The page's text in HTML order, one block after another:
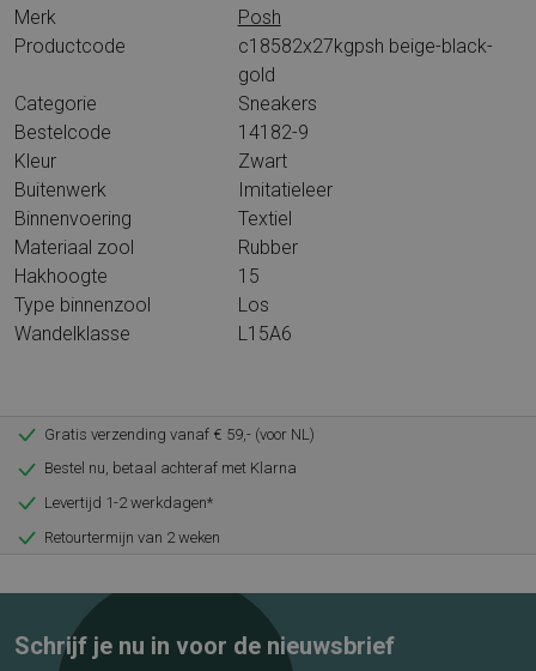
Merk
Posh
Productcode
c18582x27kgpsh beige-black-
gold
Categorie
Sneakers
Bestelcode
14182-9
Kleur
Zwart
Buitenwerk
Imitatieleer
Binnenvoering
Textiel
Materiaal zool
Rubber
Hakhoogte
15
Type binnenzool
Los
Wandelklasse
L15A6
Gratis verzending vanaf € 59,- (voor NL)
Bestel nu, betaal achteraf met Klarna
Levertijd 1-2 werkdagen*
Retourtermijn van 2 weken
Schrijf je nu in voor de nieuwsbrief